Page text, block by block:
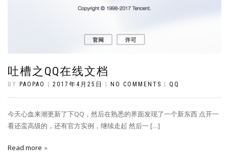
吐槽之QQ在线文档
BY PAOPAO 2017年4月25日 NO COMMENTS QQ
今天心血来潮更新了下QQ，然后在熟悉的界面发现了一个新东西 点开一
看还蛮高级的，还有官方实例，继续走起 然后一 […]
Read more